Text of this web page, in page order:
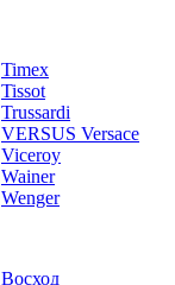
Timex
Tissot
Trussardi
VERSUS Versace
Viceroy
Wainer
Wenger
Восход